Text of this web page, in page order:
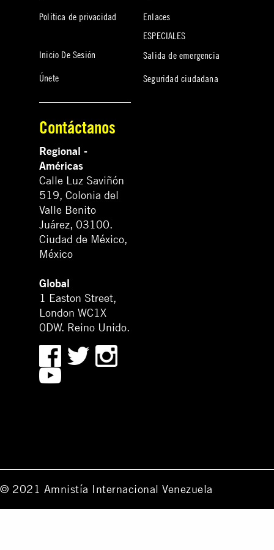
Política de privacidad
Inicio De Sesión
Únete
Enlaces
ESPECIALES
Salida de emergencia
Seguridad ciudadana
Contáctanos
Regional -
Américas
Calle Luz Saviñón
519, Colonia del
Valle Benito
Juárez, 03100.
Ciudad de México,
México
Global
1 Easton Street,
London WC1X
0DW. Reino Unido.
© 2021 Amnistía Internacional Venezuela